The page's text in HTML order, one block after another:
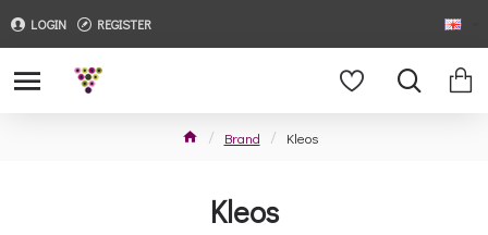
LOGIN REGISTER
Brand Kleos
Kleos